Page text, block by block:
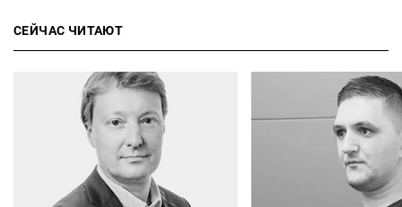
СЕЙЧАС ЧИТАЮТ